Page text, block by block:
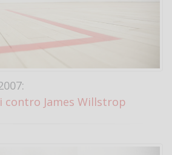
contro James Willstrop